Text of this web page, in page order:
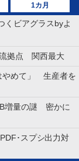
1カ月
くビアグラスbyよ
流拠点 関西最大
やめて」 生産者を
増量の謎 密かに
･スプシ出力対